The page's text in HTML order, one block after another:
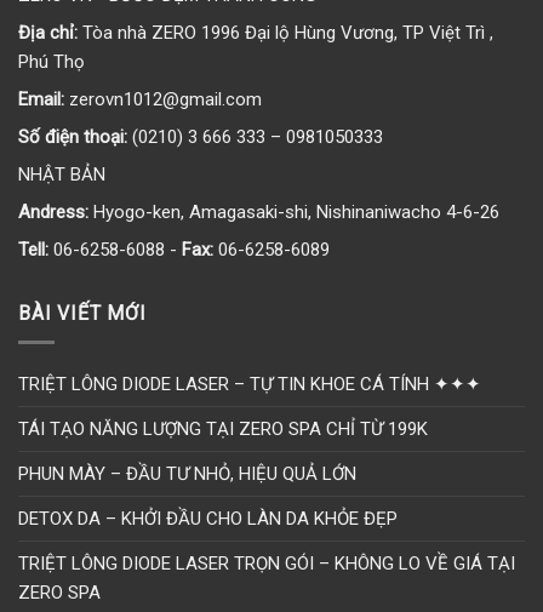
Địa chỉ: Tòa nhà ZERO 1996 Đại lộ Hùng Vương, TP Việt Trì ,
Phú Thọ
Email: zerovn1012@gmail.com
Số điện thoại: (0210) 3 666 333 – 0981050333
NHẬT BẢN
Andress: Hyogo-ken, Amagasaki-shi, Nishinaniwacho 4-6-26
Tell: 06-6258-6088 - Fax: 06-6258-6089
BÀI VIẾT MỚI
TRIỆT LÔNG DIODE LASER – TỰ TIN KHOE CÁ TÍNH ✦✦✦
TÁI TẠO NĂNG LƯỢNG TẠI ZERO SPA CHỈ TỪ 199K
PHUN MÀY – ĐẦU TƯ NHỎ, HIỆU QUẢ LỚN
DETOX DA – KHỞI ĐẦU CHO LÀN DA KHỎE ĐẸP
TRIỆT LÔNG DIODE LASER TRỌN GÓI – KHÔNG LO VỀ GIÁ TẠI
ZERO SPA